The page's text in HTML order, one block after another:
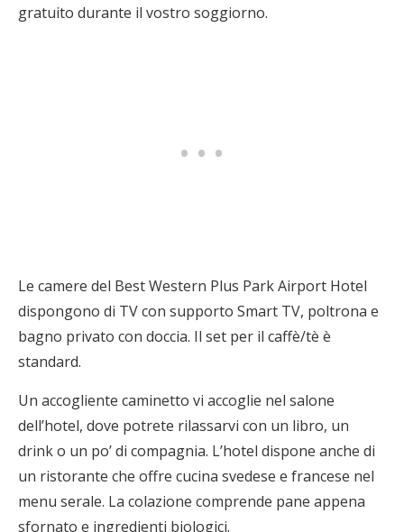
gratuito durante il vostro soggiorno.
Le camere del Best Western Plus Park Airport Hotel
dispongono di TV con supporto Smart TV, poltrona e
bagno privato con doccia. Il set per il caffè/tè è
standard.
Un accogliente caminetto vi accoglie nel salone
dell’hotel, dove potrete rilassarvi con un libro, un
drink o un po’ di compagnia. L’hotel dispone anche di
un ristorante che offre cucina svedese e francese nel
menu serale. La colazione comprende pane appena
sfornato e ingredienti biologici.